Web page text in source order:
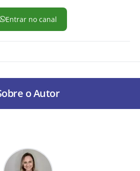
Entrar no canal
o Autor